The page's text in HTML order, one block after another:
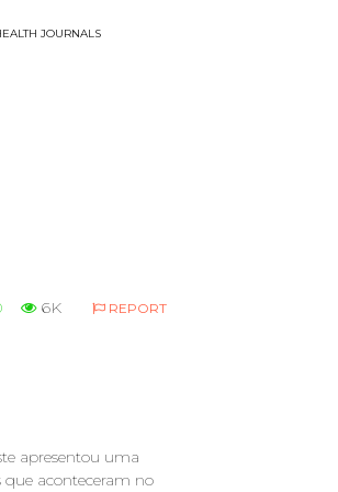
JOURNALS
6K REPORT
apresentou uma
que aconteceram no